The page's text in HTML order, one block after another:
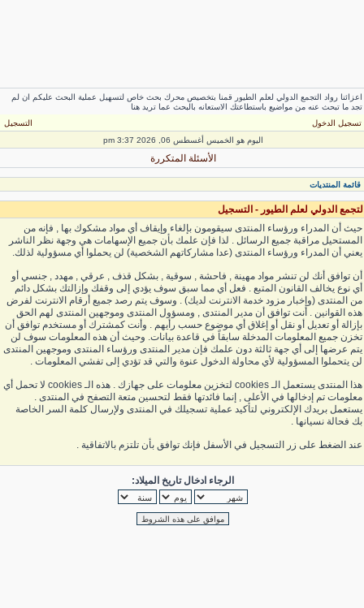
اعزائنا رواد التجمع الدولي لعلم الطيور قمنا بتخصيص محرك بحث خاص لتسهيل عملية البحث عليكم ان لم
تجد ما تبحث عنه من مواضيع باستطاعتك الاستعانه بالبحث عما تريد هنا
تسجيل الدخول
التسجيل
اليوم هو الخميس أغسطس 06, 2026 3:37 pm
الأسئلة المتكررة
قائمة المنتديات
الدولي لعلم الطيور - التسجيل
حيث أن المدراء ورؤساء المنتدى سيقومون بإلغاء وإيقاف أي مواد مشكوك بها , فإنه من
المستحيل مراقبة جميع الرسائل . لذا فإن علمك بأن جميع الإسهامات هي وجهة نظر الناشر
يعني أن المدراء ورؤساء المنتدى (عدا مشاركاتهم الشخصية) لن يحملوا أي مسؤولية لذلك.
أن توافق أنك لن تنشر مواد مهينة , فاحشة , سوقية , بشكل قذف , عرقي , مهدد , جنسي أو
أي نوع يخالف القانون المتبع . فعل أي مما سبق سوف يؤدي إلى وقفك وإزالتك بشكل دائم
من المنتدى (وإخبار مزود خدمة الانترنت لديك) . وسوف يتم رصد جميع أرقام الانترنت لفرض
هذه القوانين . أنت توافق أن مدير المنتدى , ومسؤول المنتدى وموجهين المنتدى لهم الحق
بإزالة أو تعديل أو نقل أو إغلاق أي موضوع حسب رأيهم . وأنت كمشترك أو مستخدم توافق أن
تخزن جميع المعلومات المدخلة سابقاً في قاعدة بيانات. وحيث أن هذه المعلومات سوف لن
يتم عرضها إلى أي جهة ثالثة دون علمك فإن مدير المنتدى ورؤساء المنتدى وموجهين المنتدى
لن يتحملوا المسؤولية لأي محاولة الدخول عنوة والتي قد تؤدي إلى تفشي المعلومات .
هذا المنتدى يستعمل الـ cookies لتخزين معلومات على جهازك . هذه الـ cookies لا تحمل أي
معلومات تم إدخالها في الأعلى , إنما فائدتها فقط لتحسين متعة التصفح في المنتدى .
يستعمل بريدك الإلكتروني لتأكيد عملية تسجيلك في المنتدى ولإرسال كلمة السر الخاصة
بك فحالة نسيانها .
عند الضغط على زر التسجيل في الأسفل فإنك توافق بأن تلتزم بالاتفاقية .
الرجاء ادخال تاريخ الميلاد: